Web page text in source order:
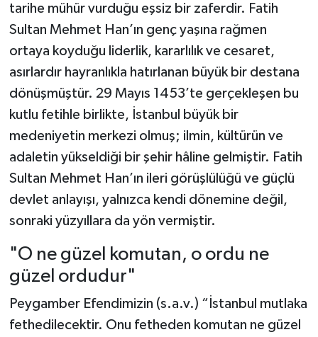
tarihe mühür vurduğu eşsiz bir zaferdir. Fatih
Sultan Mehmet Han’ın genç yaşına rağmen
ortaya koyduğu liderlik, kararlılık ve cesaret,
asırlardır hayranlıkla hatırlanan büyük bir destana
dönüşmüştür. 29 Mayıs 1453’te gerçekleşen bu
kutlu fetihle birlikte, İstanbul büyük bir
medeniyetin merkezi olmuş; ilmin, kültürün ve
adaletin yükseldiği bir şehir hâline gelmiştir. Fatih
Sultan Mehmet Han’ın ileri görüşlülüğü ve güçlü
devlet anlayışı, yalnızca kendi dönemine değil,
sonraki yüzyıllara da yön vermiştir.
"O ne güzel komutan, o ordu ne
güzel ordudur"
Peygamber Efendimizin (s.a.v.) “İstanbul mutlaka
fethedilecektir. Onu fetheden komutan ne güzel